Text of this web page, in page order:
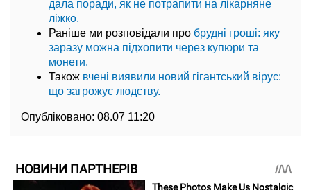
дала поради, як не потрапити на лікарняне
ліжко.
Раніше ми розповідали про брудні гроші: яку
заразу можна підхопити через купюри та
монети.
Також вчені виявили новий гігантський вірус:
що загрожує людству.
Опубліковано: 08.07 11:20